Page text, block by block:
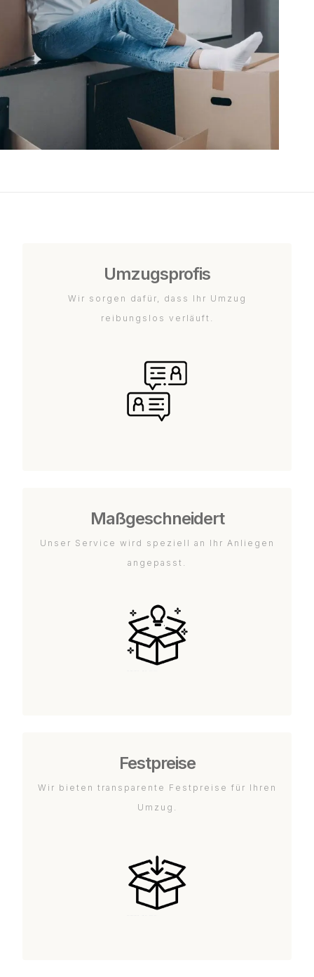
Umzugsprofis
Wir sorgen dafür, dass Ihr Umzug
reibungslos verläuft.
Maßgeschneidert
Unser Service wird speziell an Ihr Anliegen
angepasst.
Festpreise
Wir bieten transparente Festpreise für Ihren
Umzug.